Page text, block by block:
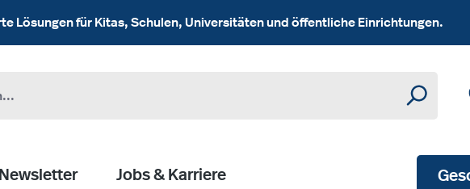
Lösungen für Kitas, Schulen, Universitäten und öffentliche Einrichtungen.
Newsletter Jobs & Karriere